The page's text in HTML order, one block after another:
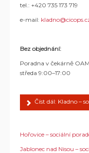
tel.: +420 735 173 719
e-mail:
Bez objednání:
Poradna v čekárně
středa 9:00–17:00
Číst dál: Kladno –
Hořovice – sociální
Jablonec nad Nisou –